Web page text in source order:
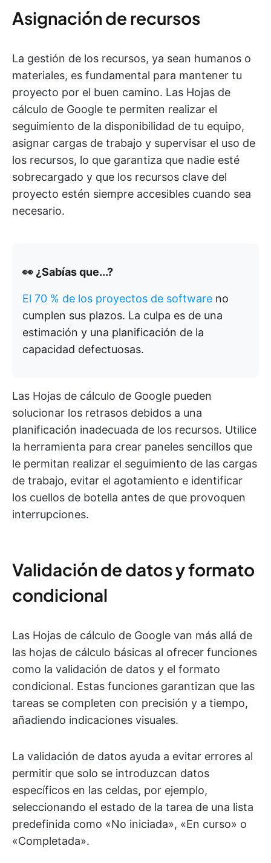
Asignación de recursos
La gestión de los recursos, ya sean humanos o
materiales, es fundamental para mantener tu
proyecto por el buen camino. Las Hojas de
cálculo de Google te permiten realizar el
seguimiento de la disponibilidad de tu equipo,
asignar cargas de trabajo y supervisar el uso de
los recursos, lo que garantiza que nadie esté
sobrecargado y que los recursos clave del
proyecto estén siempre accesibles cuando sea
necesario.
👀 ¿Sabías que...?
El 70 % de los proyectos de software no
cumplen sus plazos. La culpa es de una
estimación y una planificación de la
capacidad defectuosas.
Las Hojas de cálculo de Google pueden
solucionar los retrasos debidos a una
planificación inadecuada de los recursos. Utilice
la herramienta para crear paneles sencillos que
le permitan realizar el seguimiento de las cargas
de trabajo, evitar el agotamiento e identificar
los cuellos de botella antes de que provoquen
interrupciones.
Validación de datos y formato
condicional
Las Hojas de cálculo de Google van más allá de
las hojas de cálculo básicas al ofrecer funciones
como la validación de datos y el formato
condicional. Estas funciones garantizan que las
tareas se completen con precisión y a tiempo,
añadiendo indicaciones visuales.
La validación de datos ayuda a evitar errores al
permitir que solo se introduzcan datos
específicos en las celdas, por ejemplo,
seleccionando el estado de la tarea de una lista
predefinida como «No iniciada», «En curso» o
«Completada».